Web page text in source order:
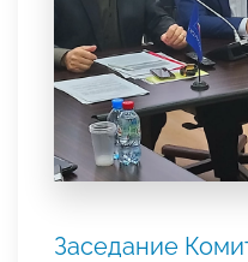
Заседание